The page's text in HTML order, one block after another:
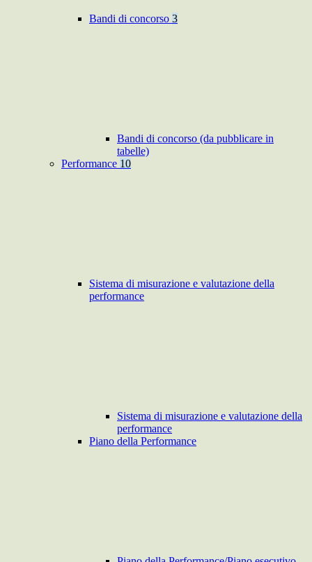
Bandi di concorso 3
Bandi di concorso (da pubblicare in
tabelle)
Performance 10
Sistema di misurazione e valutazione della
performance
Sistema di misurazione e valutazione della
performance
Piano della Performance